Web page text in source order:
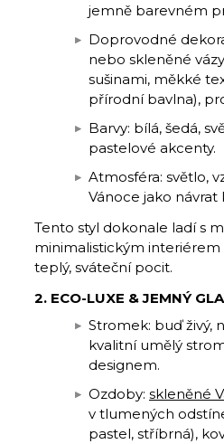
jemně barevném
Doprovodné
nebo skleněné
sušinami, měkké
přírodní bavlna),
Barvy: bílá, šedá,
pastelové akcenty.
Atmosféra: světlo,
Vánoce jako návrat
Tento styl dokonale ladí s
minimalistickým
teplý, sváteční pocit.
2. ECO-LUXE & JEMNÝ
Stromek: buď živý,
kvalitní umělý
designem.
Ozdoby: skleněné
v tlumených
pastel, stříbrná),